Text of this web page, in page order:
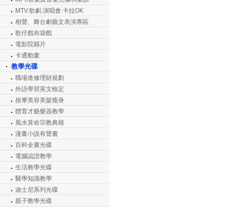
MTV.歌劇.演唱會.卡拉OK
相聲、舞台劇藝文表演專區
歌仔戲布袋戲
電影院縣片
卡通動畫
教學光碟
職場進修理財規劃
外語學習英文檢定
按摩美容美髮瘦身
體育才藝樂器教學
風水算命宗教典籍
漫畫小說有聲書
百科全書光碟
電腦認證教學
生活教學光碟
醫學知識教學
迪士尼系列光碟
親子教學光碟